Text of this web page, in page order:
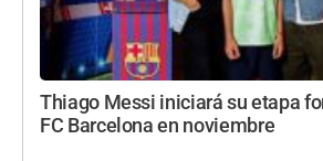
Thiago Messi iniciará su etapa
FC Barcelona en noviembre